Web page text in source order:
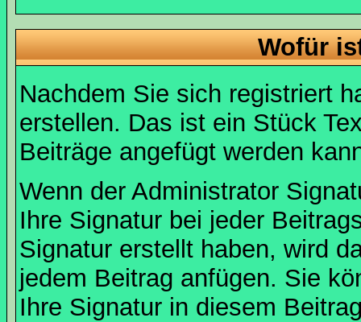
Wofür
Nachdem Sie sich registriert
erstellen. Das ist ein Stück
Beiträge angefügt werden
Wenn der Administrator
Ihre Signatur bei jeder
Signatur erstellt haben, wird
jedem Beitrag anfügen. Sie
Ihre Signatur in diesem